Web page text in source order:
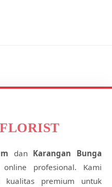
dan Karangan Bunga
profesional. Kami
kualitas premium untuk